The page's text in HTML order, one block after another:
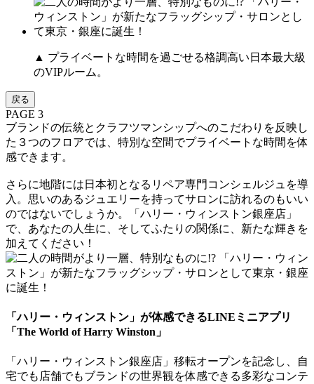
▲ プライベートな時間を過ごせる格調高い日本最大級
のVIPルーム。
戻る
PAGE 3
ブランドの伝統とクラフツマンシップへのこだわりを反映し
た３つのフロアでは、特別な空間でプライベートな時間を体
感できます。
さらに地階には日本初となるリペア専門コンシェルジュを導
入。思いのあるジュエリーを持ってサロンに訪れるのもいい
のではないでしょうか。「ハリー・ウィンストン銀座店」
で、あなたの人生に、そしてふたりの関係に、新たな輝きを
加えてください！
「ハリー・ウィンストン」が体感できるLINEミニアプリ
「The World of Harry Winston」
「ハリー・ウィンストン銀座店」移転オープンを記念し、自
宅でも店舗でもブランドの世界観を体感できる多彩なコンテ